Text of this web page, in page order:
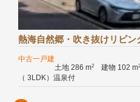
熱海自然郷・吹き抜けリビン
中古一戸建
土地 286 m2 建物 102 m2
（ 3LDK）温泉付